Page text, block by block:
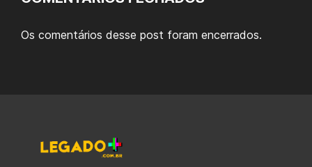
Os comentários desse post foram encerrados.